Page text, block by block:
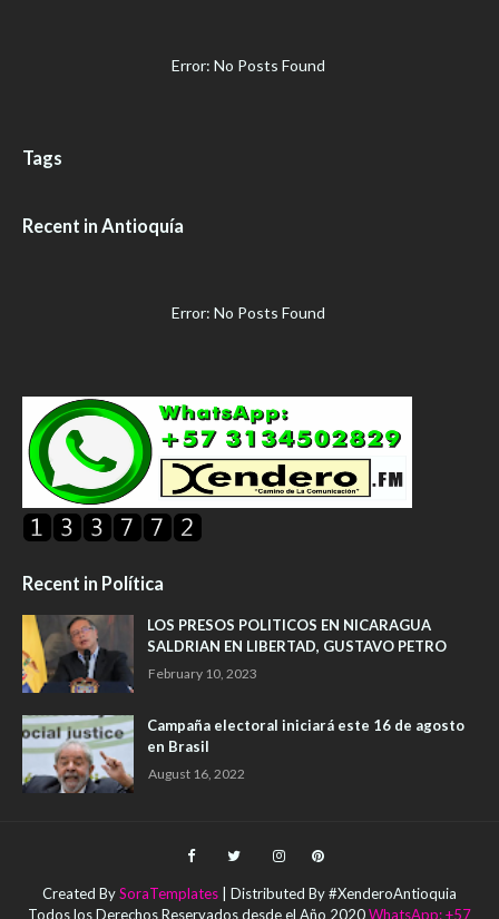
Error: No Posts Found
Tags
Recent in Antioquía
Error: No Posts Found
Recent in Política
LOS PRESOS POLITICOS EN NICARAGUA
SALDRIAN EN LIBERTAD, GUSTAVO PETRO
February 10, 2023
Campaña electoral iniciará este 16 de agosto
en Brasil
August 16, 2022
Created BySoraTemplates | Distributed By #XenderoAntioquia
Todos los Derechos Reservados desde el Año 2020WhatsApp: +57